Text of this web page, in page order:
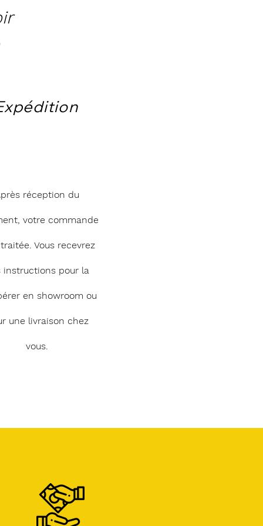
réception du
votre commande
Vous recevrez
instructions pour la
en showroom ou
une livraison chez
vous.